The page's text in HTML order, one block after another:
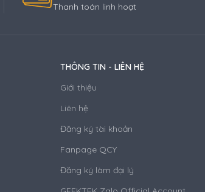
Thanh toán linh hoạt
THÔNG TIN - LIÊN HỆ
Giới thiệu
Liên hệ
Đăng ký tài khoản
Fanpage QCY
Đăng ký làm đại lý